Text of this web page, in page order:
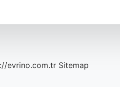
evrino.com.tr Sitemap